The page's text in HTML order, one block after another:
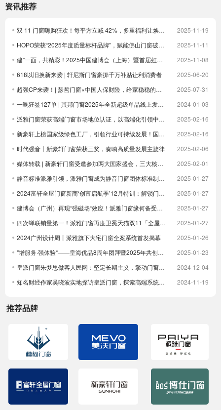
资讯推荐
双 11 门窗嗨购狂欢！每平方立减 42%，多重福利让焕新更划算！
2025-11-19
HOPO荣获“2025年度质量标杆品牌”，赋能佛山门窗破卷立新
2025-11-11
建”一面，共精彩！2025中国建博会（上海）暨首届虹桥设计周顺利收官！
2025-11-08
618以旧换新来袭 | 轩尼斯门窗豪掷千万补贴让利消费者
2025-06-20
超强CP来袭！| 瑟哲门窗×中国人保财险，给家稳稳的安全感
2025-07-31
一晚狂签127单 | 其邦门窗2025年全新超级单品线上发布圆满成功
2024-01-03
派雅门窗荣获高端门窗市场地位认证，以高端化引领中国门窗新未来| 倒计时
2025-02-16
新豪轩上榜国家级绿色工厂，引领行业可持续发展！国家级荣誉 1！
2025-02-16
时代强音丨新豪轩门窗荣获三奖，奏响高质量发展主旋律
2025-02-06
媒体转载 | 新豪轩门窗受邀参加两大国家盛会，三大核心优势驱动企业发展
2025-02-01
静音标准派雅引领，派雅门窗成为静音门窗团体标准制定者
2025-01-27
2024富轩全屋门窗新商‘创富启航季’12月特训：解锁门窗界新航海图，共铸辉煌未来篇章
2025-01-27
建博会（广州）再现“强磁场“效应！派雅门窗缘何备受青睐？
2025-01-27
四次蝉联销量第一！派雅门窗再度卫冕天猫双11「全屋定制窗类目全周期热销第一」
2025-01-27
2024广州设计周丨派雅旗下大宅门窗全案系统首发揭幕
2025-01-26
"增服务·强体验“——皇海优品8周年团拜暨2025年共创大会圆满举行
2025-01-23
皇派门窗朱梦思做客人民网：坚定长期主义，擎动门窗高质量发展
2024-12-04
知名财经作家吴晓波实地探访皇派门窗，探索高端系统门窗智造实力，深入体验高端隔音门窗
2024-11-19
推荐品牌